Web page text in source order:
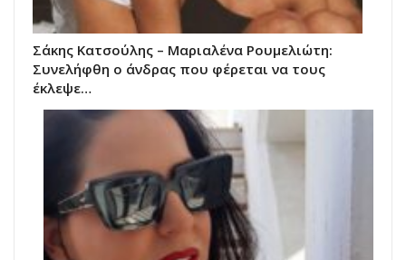
Σάκης Κατσούλης – Μαριαλένα Ρουμελιώτη:
Συνελήφθη ο άνδρας που φέρεται να τους
έκλεψε…